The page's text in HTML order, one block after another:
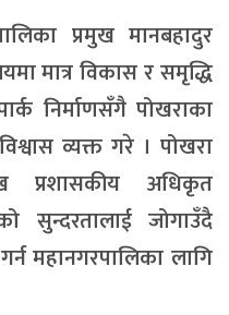
प्रमुख मानबहादुर
मात्र विकास र समृद्धि
निर्माणसँगै पोखराका
व्यक्त गरे । पोखरा
प्रशासकीय अधिकृत
सुन्दरतालाई जोगाउँदै
महानगरपालिका लागि